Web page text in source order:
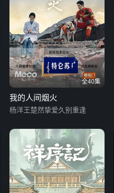
全40集
我的人间烟火
杨洋王楚然挚爱久别重逢